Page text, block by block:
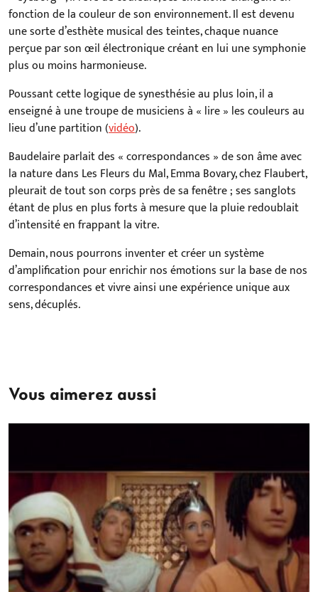
fonction de la couleur de son environnement. Il est devenu
une sorte d’esthète musical des teintes, chaque nuance
perçue par son œil électronique créant en lui une symphonie
plus ou moins harmonieuse.
Poussant cette logique de synesthésie au plus loin, il a
enseigné à une troupe de musiciens à « lire » les couleurs au
lieu d’une partition (vidéo).
Baudelaire parlait des « correspondances » de son âme avec
la nature dans Les Fleurs du Mal, Emma Bovary, chez Flaubert,
pleurait de tout son corps près de sa fenêtre ; ses sanglots
étant de plus en plus forts à mesure que la pluie redoublait
d’intensité en frappant la vitre.
Demain, nous pourrons inventer et créer un système
d’amplification pour enrichir nos émotions sur la base de nos
correspondances et vivre ainsi une expérience unique aux
sens, décuplés.
Vous aimerez aussi